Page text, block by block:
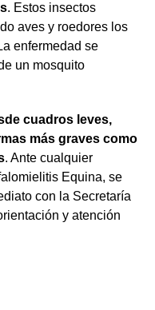
. Estos insectos
aves y roedores los
enfermedad se
un mosquito
cuadros leves,
más graves como
. Ante cualquier
Equina, se
con la Secretaría
y atención